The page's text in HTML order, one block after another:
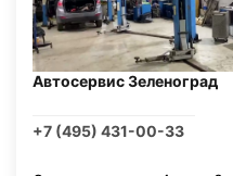
Автосервис Зеленоград
+7 (495) 431-00-33